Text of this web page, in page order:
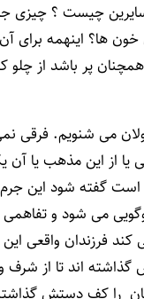
چیست ؟ چیزی
ها؟ اینهمه برای
پر باشد از چلو
می شنویم. فرقی
از این مذهب یا آن
گفته شود این
می شود و تفاهمی
کند فرزندان واقعی
اند تا از شرف
را کف دستش